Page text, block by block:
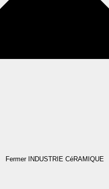
Fermer INDUSTRIE CéRAMIQUE